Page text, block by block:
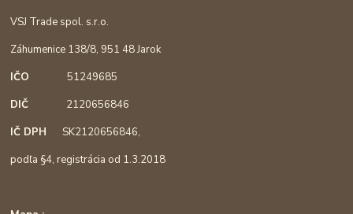
VSJ Trade spol. s.r.o.
Záhumenice 138/8, 951 48 Jarok
IČO51249685
DIČ 2120656846
IČ DPHSK2120656846,
podľa §4, registrácia od 1.3.2018